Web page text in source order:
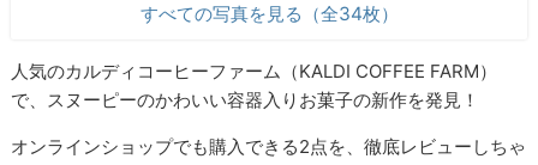
すべての写真を見る（全34枚）
人気のカルディコーヒーファーム（KALDI COFFEE FARM）
で、スヌーピーのかわいい容器入りお菓子の新作を発見！
オンラインショップでも購入できる2点を、徹底レビューしちゃ